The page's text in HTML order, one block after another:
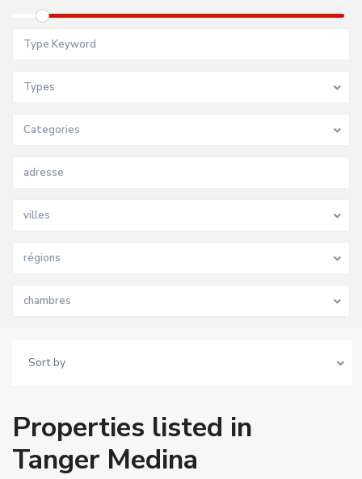
Types
Categories
villes
régions
chambres
Sort by
Properties listed in
Tanger Medina